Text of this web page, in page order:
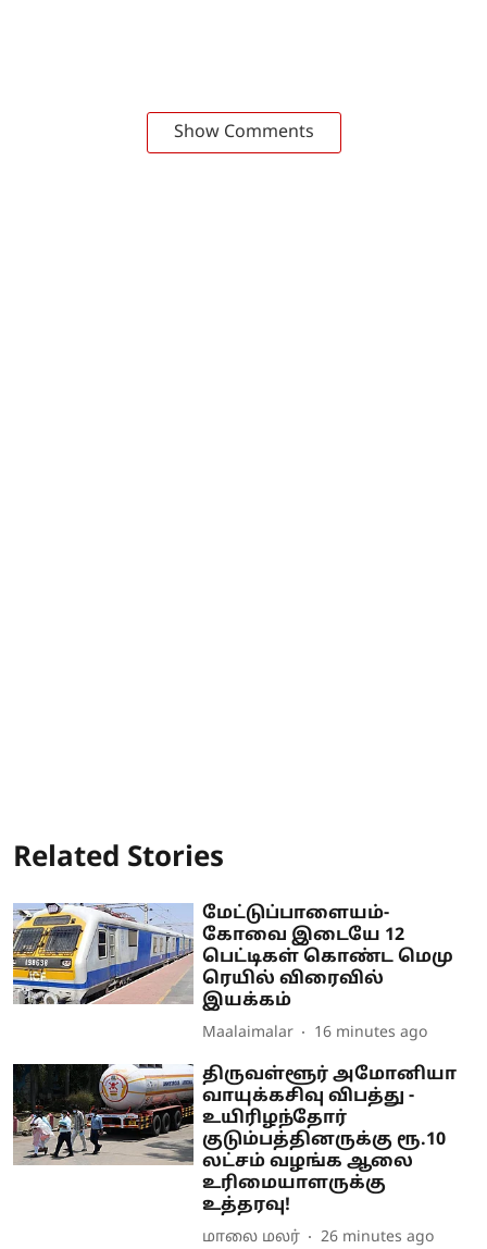
Show Comments
Related Stories
மேட்டுப்பாளையம்-
கோவை இடையே 12
பெட்டிகள் கொண்ட மெமு
ரெயில் விரைவில்
இயக்கம்
Maalaimalar 16 minutes ago
திருவள்ளூர் அமோனியா
வாயுக்கசிவு விபத்து -
உயிரிழந்தோர்
குடும்பத்தினருக்கு ரூ.10
லட்சம் வழங்க ஆலை
உரிமையாளருக்கு
உத்தரவு!
மாலை மலர் 26 minutes ago